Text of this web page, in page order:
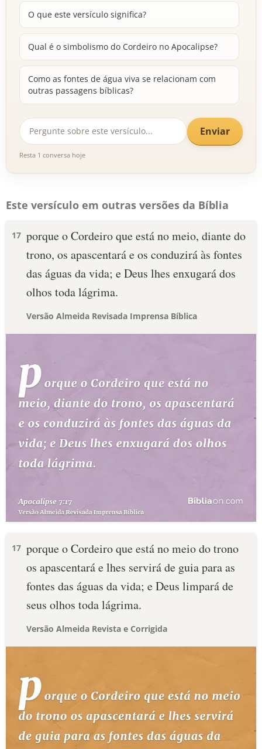
O que este versículo significa?
Qual é o simbolismo do Cordeiro no Apocalipse?
Como as fontes de água viva se relacionam com
outras passagens bíblicas?
Enviar
Resta 1 conversa hoje
Este versículo em outras versões da Bíblia
17 porque o Cordeiro que está no meio, diante do
trono, os apascentará e os conduzirá às fontes
das águas da vida; e Deus lhes enxugará dos
olhos toda lágrima.
Versão Almeida Revisada Imprensa Bíblica
17 porque o Cordeiro que está no meio do trono
os apascentará e lhes servirá de guia para as
fontes das águas da vida; e Deus limpará de
seus olhos toda lágrima.
Versão Almeida Revista e Corrigida